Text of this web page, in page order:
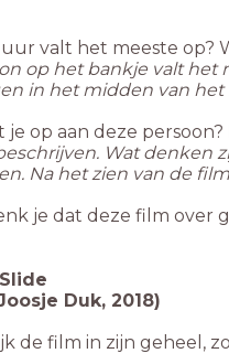
valt het meeste op?
op het bankje valt het
in het midden van het
je op aan deze
Wat denken
Na het zien van de
je dat deze film over
Slide
Duk, 2018)
de film in zijn geheel,